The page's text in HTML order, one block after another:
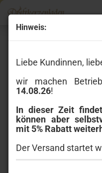
Hinweis:
Liebe Kundinnen,
wir machen
14.08.26!
In dieser Zeit
können aber
mit 5% Rabatt
Der Versand startet
Liebe
wir machen
In dieser Zeit
Sie können
Bestellungen
Der